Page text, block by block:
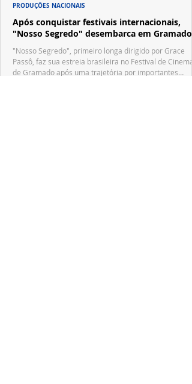
Após conquistar festivais internacionais,
"Nosso Segredo" desembarca em Gramado
"Nosso Segredo", primeiro longa dirigido por Grace
Passô, faz sua estreia brasileira no Festival de Cinema
de Gramado após uma trajetória por importantes
PRODUÇÕES NACIONAIS